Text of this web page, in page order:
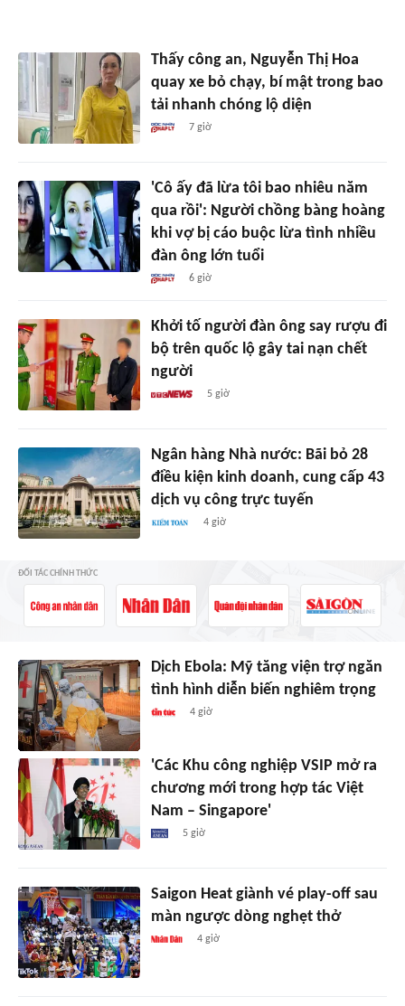
Thấy công an, Nguyễn Thị Hoa
quay xe bỏ chạy, bí mật trong bao
tải nhanh chóng lộ diện
7 giờ
'Cô ấy đã lừa tôi bao nhiêu năm
qua rồi': Người chồng bàng hoàng
khi vợ bị cáo buộc lừa tình nhiều
đàn ông lớn tuổi
6 giờ
Khởi tố người đàn ông say rượu đi
bộ trên quốc lộ gây tai nạn chết
người
5 giờ
Ngân hàng Nhà nước: Bãi bỏ 28
điều kiện kinh doanh, cung cấp 43
dịch vụ công trực tuyến
4 giờ
ĐỐI TÁC CHÍNH THỨC
Dịch Ebola: Mỹ tăng viện trợ ngăn
tình hình diễn biến nghiêm trọng
4 giờ
'Các Khu công nghiệp VSIP mở ra
chương mới trong hợp tác Việt
Nam – Singapore'
5 giờ
Saigon Heat giành vé play-off sau
màn ngược dòng nghẹt thở
4 giờ